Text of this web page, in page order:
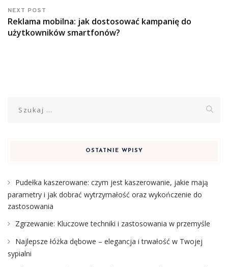
NEXT POST
Reklama mobilna: jak dostosować kampanię do
użytkowników smartfonów?
OSTATNIE WPISY
Pudełka kaszerowane: czym jest kaszerowanie, jakie mają
parametry i jak dobrać wytrzymałość oraz wykończenie do
zastosowania
Zgrzewanie: Kluczowe techniki i zastosowania w przemyśle
Najlepsze łóżka dębowe – elegancja i trwałość w Twojej
sypialni